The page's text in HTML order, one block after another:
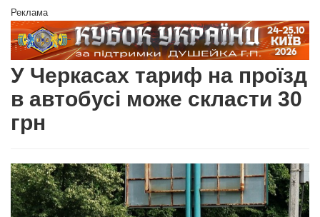
Реклама
У Черкасах тариф на проїзд
в автобусі може скласти 30
грн